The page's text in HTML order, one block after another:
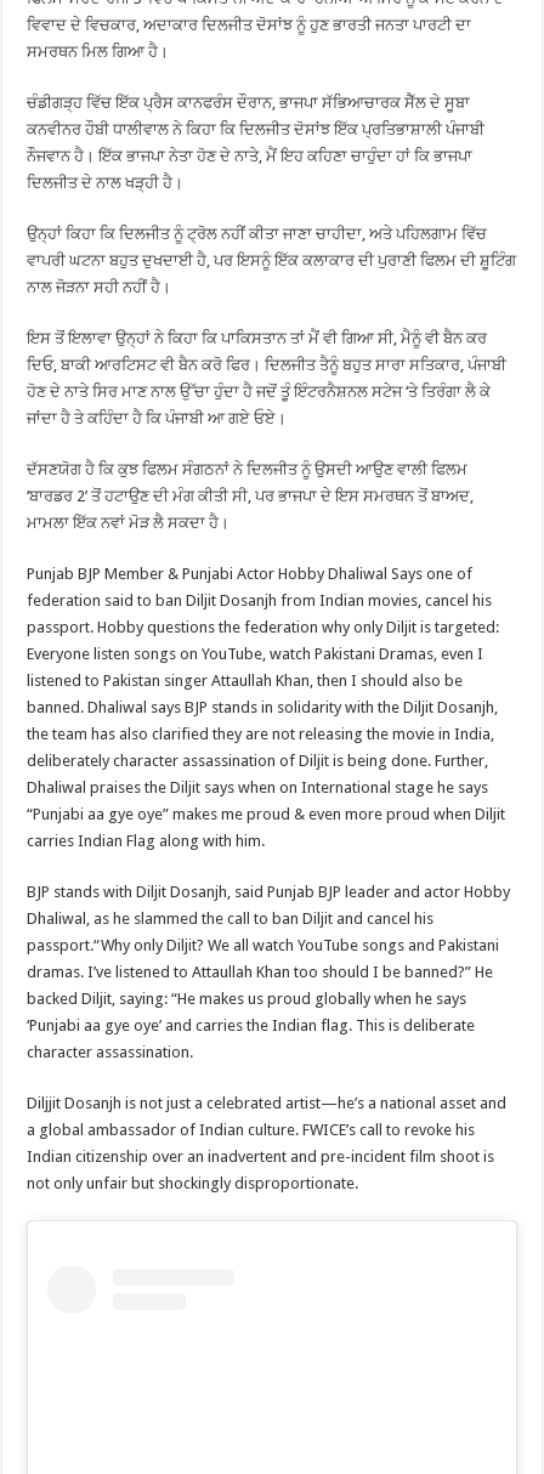
ਵਿਵਾਦ ਦੇ ਵਿਚਕਾਰ, ਅਦਾਕਾਰ ਦਿਲਜੀਤ ਦੋਸਾਂਝ ਨੂੰ ਹੁਣ ਭਾਰਤੀ ਜਨਤਾ ਪਾਰਟੀ ਦਾ
ਸਮਰਥਨ ਮਿਲ ਗਿਆ ਹੈ।
ਚੰਡੀਗੜ੍ਹ ਵਿੱਚ ਇੱਕ ਪ੍ਰੈਸ ਕਾਨਫਰੰਸ ਦੌਰਾਨ, ਭਾਜਪਾ ਸੱਭਿਆਚਾਰਕ ਸੈੱਲ ਦੇ ਸੂਬਾ
ਕਨਵੀਨਰ ਹੌਬੀ ਧਾਲੀਵਾਲ ਨੇ ਕਿਹਾ ਕਿ ਦਿਲਜੀਤ ਦੋਸਾਂਝ ਇੱਕ ਪ੍ਰਤਿਭਾਸ਼ਾਲੀ ਪੰਜਾਬੀ
ਨੌਜਵਾਨ ਹੈ। ਇੱਕ ਭਾਜਪਾ ਨੇਤਾ ਹੋਣ ਦੇ ਨਾਤੇ, ਮੈਂ ਇਹ ਕਹਿਣਾ ਚਾਹੁੰਦਾ ਹਾਂ ਕਿ ਭਾਜਪਾ
ਦਿਲਜੀਤ ਦੇ ਨਾਲ ਖੜ੍ਹੀ ਹੈ।
ਉਨ੍ਹਾਂ ਕਿਹਾ ਕਿ ਦਿਲਜੀਤ ਨੂੰ ਟ੍ਰੋਲ ਨਹੀਂ ਕੀਤਾ ਜਾਣਾ ਚਾਹੀਦਾ, ਅਤੇ ਪਹਿਲਗਾਮ ਵਿੱਚ
ਵਾਪਰੀ ਘਟਨਾ ਬਹੁਤ ਦੁਖਦਾਈ ਹੈ, ਪਰ ਇਸਨੂੰ ਇੱਕ ਕਲਾਕਾਰ ਦੀ ਪੁਰਾਣੀ ਫਿਲਮ ਦੀ ਸ਼ੂਟਿੰਗ
ਨਾਲ ਜੋੜਨਾ ਸਹੀ ਨਹੀਂ ਹੈ।
ਇਸ ਤੋਂ ਇਲਾਵਾ ਉਨ੍ਹਾਂ ਨੇ ਕਿਹਾ ਕਿ ਪਾਕਿਸਤਾਨ ਤਾਂ ਮੈਂ ਵੀ ਗਿਆ ਸੀ, ਮੈਨੂੰ ਵੀ ਬੈਨ ਕਰ
ਦਿਓ, ਬਾਕੀ ਆਰਟਿਸਟ ਵੀ ਬੈਨ ਕਰੋ ਫਿਰ। ਦਿਲਜੀਤ ਤੈਨੂੰ ਬਹੁਤ ਸਾਰਾ ਸਤਿਕਾਰ, ਪੰਜਾਬੀ
ਹੋਣ ਦੇ ਨਾਤੇ ਸਿਰ ਮਾਣ ਨਾਲ ਉੱਚਾ ਹੁੰਦਾ ਹੈ ਜਦੋਂ ਤੂੰ ਇੰਟਰਨੈਸ਼ਨਲ ਸਟੇਜ ‘ਤੇ ਤਿਰੰਗਾ ਲੈ ਕੇ
ਜਾਂਦਾ ਹੈ ਤੇ ਕਹਿੰਦਾ ਹੈ ਕਿ ਪੰਜਾਬੀ ਆ ਗਏ ਓਏ।
ਦੱਸਣਯੋਗ ਹੈ ਕਿ ਕੁਝ ਫਿਲਮ ਸੰਗਠਨਾਂ ਨੇ ਦਿਲਜੀਤ ਨੂੰ ਉਸਦੀ ਆਉਣ ਵਾਲੀ ਫਿਲਮ
‘ਬਾਰਡਰ 2’ ਤੋਂ ਹਟਾਉਣ ਦੀ ਮੰਗ ਕੀਤੀ ਸੀ, ਪਰ ਭਾਜਪਾ ਦੇ ਇਸ ਸਮਰਥਨ ਤੋਂ ਬਾਅਦ,
ਮਾਮਲਾ ਇੱਕ ਨਵਾਂ ਮੋੜ ਲੈ ਸਕਦਾ ਹੈ।
Punjab BJP Member & Punjabi Actor Hobby Dhaliwal Says one of
federation said to ban Diljit Dosanjh from Indian movies, cancel his
passport. Hobby questions the federation why only Diljit is targeted:
Everyone listen songs on YouTube, watch Pakistani Dramas, even I
listened to Pakistan singer Attaullah Khan, then I should also be
banned. Dhaliwal says BJP stands in solidarity with the Diljit Dosanjh,
the team has also clarified they are not releasing the movie in India,
deliberately character assassination of Diljit is being done. Further,
Dhaliwal praises the Diljit says when on International stage he says
“Punjabi aa gye oye” makes me proud & even more proud when Diljit
carries Indian Flag along with him.
BJP stands with Diljit Dosanjh, said Punjab BJP leader and actor Hobby
Dhaliwal, as he slammed the call to ban Diljit and cancel his
passport.“Why only Diljit? We all watch YouTube songs and Pakistani
dramas. I’ve listened to Attaullah Khan too should I be banned?” He
backed Diljit, saying: “He makes us proud globally when he says
‘Punjabi aa gye oye’ and carries the Indian flag. This is deliberate
character assassination.
Diljjit Dosanjh is not just a celebrated artist—he’s a national asset and
a global ambassador of Indian culture. FWICE’s call to revoke his
Indian citizenship over an inadvertent and pre-incident film shoot is
not only unfair but shockingly disproportionate.